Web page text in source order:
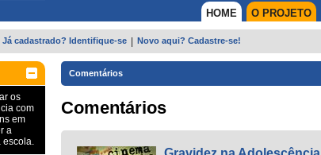
O PROJETO
HOME
Já cadastrado? Identifique-se Novo aqui? Cadastre-se!
os
com
em
a
escola.
Comentários
Comentários